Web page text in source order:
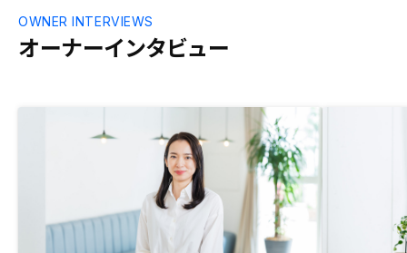
オーナーインタビュー
OWNER INTERVIEWS